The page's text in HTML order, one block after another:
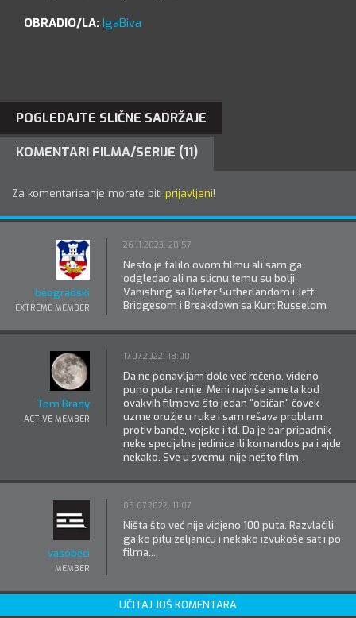
OBRADIO/LA: IgaBiva
POGLEDAJTE SLIČNE SADRŽAJE
KOMENTARI FILMA/SERIJE (11)
Za komentarisanje morate biti prijavljeni!
beogradski
EXTREME MEMBER
26.11.2023. 20:57
Nesto je falilo ovom filmu ali sam ga
odgledao ali na slicnu temu su bolji
Vanishing sa Kiefer Sutherlandom i Jeff
Bridgesom i Breakdown sa Kurt Russelom
Tom Brady
ACTIVE MEMBER
17.07.2022. 18:00
Da ne ponavljam dole već rečeno, viđeno
puno puta ranije. Meni najviše smeta kod
ovakvih filmova što jedan "običan" čovek
uzme oružje u ruke i sam rešava problem
protiv bande, vojske i td. Da je bar pripadnik
neke specijalne jedinice ili komandos pa i ajde
nekako. Sve u svemu, nije nešto film.
vasobeci
MEMBER
05.07.2022. 11:07
Ništa što već nije vidjeno 100 puta. Razvlačili
ga ko pitu zeljanicu i nekako izvukoše sat i po
filma...
UČITAJ JOŠ KOMENTARA